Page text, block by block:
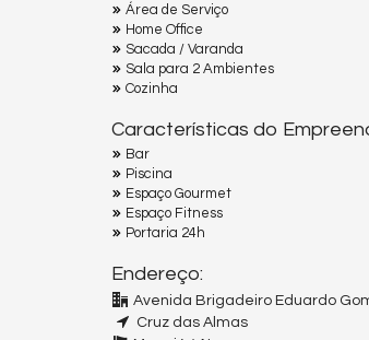
Área de Serviço
Home Office
Sacada / Varanda
Sala para 2 Ambientes
Cozinha
Características do
Bar
Piscina
Espaço Gourmet
Espaço Fitness
Portaria 24h
Endereço:
Avenida Brigadeiro Eduardo
Cruz das Almas